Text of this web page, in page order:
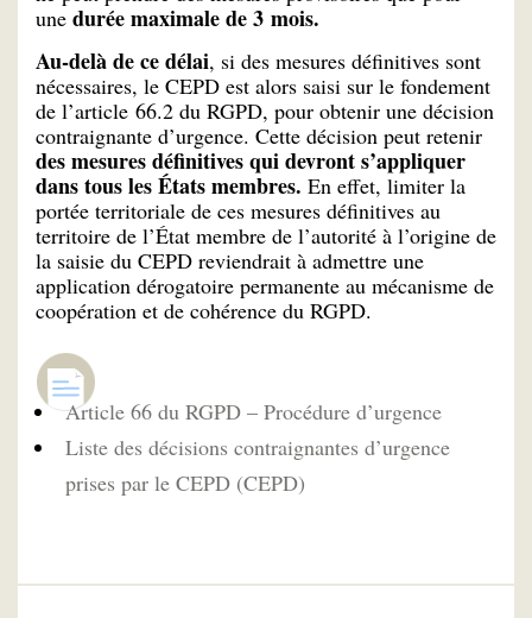
une durée maximale de 3 mois.
Au-delà de ce délai, si des mesures définitives sont
nécessaires, le CEPD est alors saisi sur le fondement
de l’article 66.2 du RGPD, pour obtenir une décision
contraignante d’urgence. Cette décision peut retenir
des mesures définitives qui devront s’appliquer
dans tous les États membres. En effet, limiter la
portée territoriale de ces mesures définitives au
territoire de l’État membre de l’autorité à l’origine de
la saisie du CEPD reviendrait à admettre une
application dérogatoire permanente au mécanisme de
coopération et de cohérence du RGPD.
Article 66 du RGPD – Procédure d’urgence
Liste des décisions contraignantes d’urgence
prises par le CEPD (CEPD)